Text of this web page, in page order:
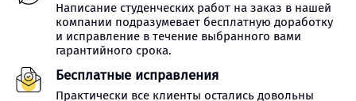
Написание студенческих работ на заказ в нашей
компании подразумевает бесплатную доработку
и исправление в течение выбранного вами
гарантийного срока.
Бесплатные исправления
Практически все клиенты остались довольны